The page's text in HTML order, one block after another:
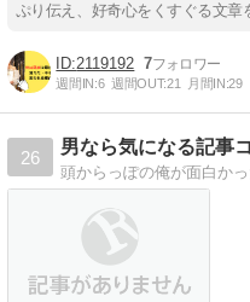
ぷり伝え、好奇心をくすぐる文章
2119192 7
週間IN:6 週間OUT:21 月間IN:29
26
男なら気になる記事